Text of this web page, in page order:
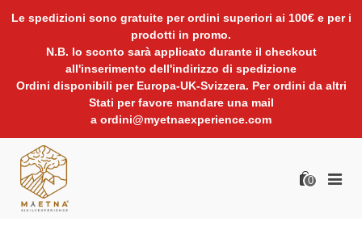
Le spedizioni sono gratuite per ordini superiori ai 100€ e per i
prodotti in promo.
N.B. lo sconto sarà applicato durante il checkout
all'inserimento dell'indirizzo di spedizione
Ordini disponibili per Europa-UK-Svizzera. Per ordini da altri
Stati per favore mandare una mail
a ordini@myetnaexperience.com
0